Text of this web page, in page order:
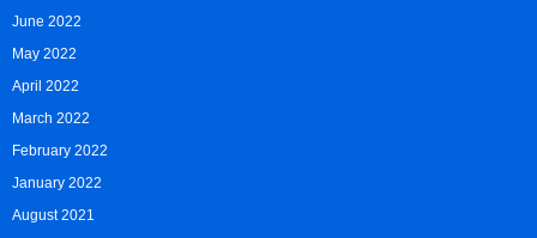
June 2022
May 2022
April 2022
March 2022
February 2022
January 2022
August 2021